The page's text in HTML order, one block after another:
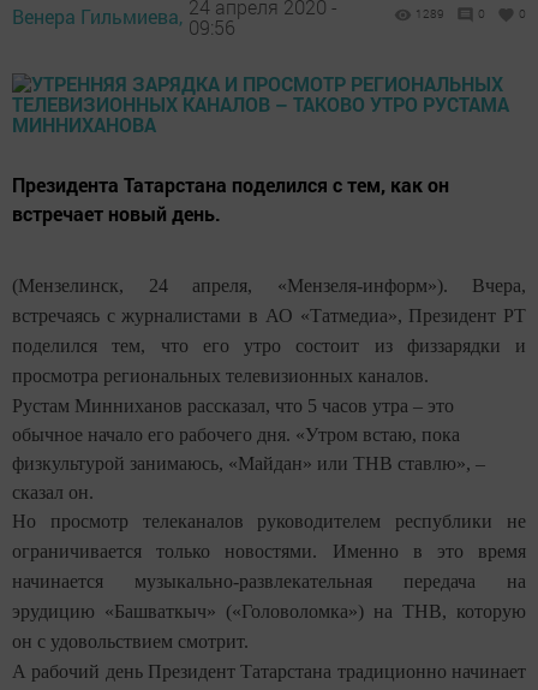
Венера Гильмиева, 24 апреля 2020 -
09:56
1289 0 0
Президента Татарстана поделился с тем, как он
встречает новый день.
(Мензелинск, 24 апреля, «Мензеля-информ»). Вчера,
встречаясь с журналистами в АО «Татмедиа», Президент РТ
поделился тем, что его утро состоит из физзарядки и
просмотра региональных телевизионных каналов.
Рустам Минниханов рассказал, что 5 часов утра – это
обычное начало его рабочего дня. «Утром встаю, пока
физкультурой занимаюсь, «Майдан» или ТНВ ставлю», –
сказал он.
Но просмотр телеканалов руководителем республики не
ограничивается только новостями. Именно в это время
начинается музыкально-развлекательная передача на
эрудицию «Башваткыч» («Головоломка») на ТНВ, которую
он с удовольствием смотрит.
А рабочий день Президент Татарстана традиционно начинает